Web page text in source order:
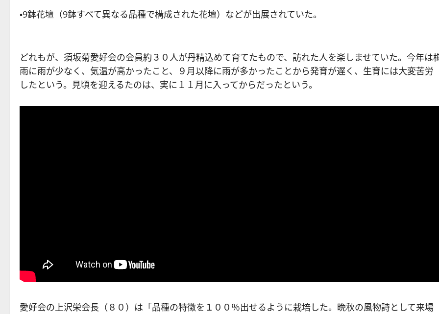
・9鉢花壇（9鉢すべて異なる品種で構成された花壇）などが出展されていた。
どれもが、須坂菊愛好会の会員約３０人が丹精込めて育てたもので、訪れた人を楽しませていた。今年は
雨に雨が少なく、気温が高かったこと、９月以降に雨が多かったことから発育が遅く、生育には大変苦労
したという。見頃を迎えるたのは、実に１１月に入ってからだったという。
愛好会の上沢栄会長（８０）は「品種の特徴を１００％出せるように栽培した。晩秋の風物詩として来場